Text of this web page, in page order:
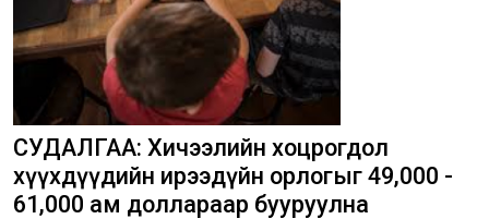
СУДАЛГАА: Хичээлийн хоцрогдол
хүүхдүүдийн ирээдүйн орлогыг 49,000 -
61,000 ам доллараар бууруулна